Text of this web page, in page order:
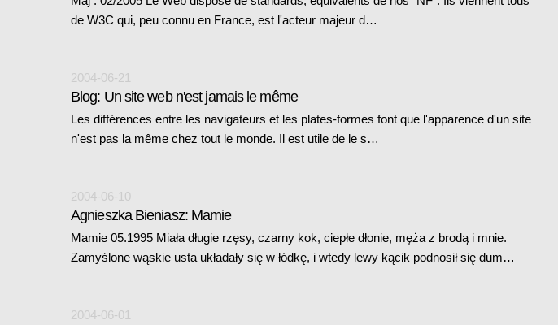
de W3C qui, peu connu en France, est l'acteur majeur d…
2004-06-21
Blog: Un site web n'est jamais le même
Les différences entre les navigateurs et les plates-formes font que l'apparence d'un site
n'est pas la même chez tout le monde. Il est utile de le s…
2004-06-10
Agnieszka Bieniasz: Mamie
Mamie 05.1995 Miała długie rzęsy, czarny kok, ciepłe dłonie, męża z brodą i mnie.
Zamyślone wąskie usta układały się w łódkę, i wtedy lewy kącik podnosił się dum…
2004-06-01